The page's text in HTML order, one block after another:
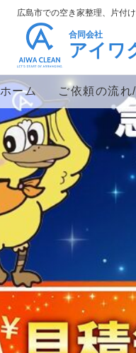
広島市での空き家整理、片付
合同会社
アイワ
ホーム ご依頼の流れ